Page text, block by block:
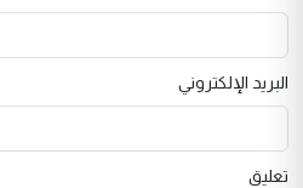
البريد الإلكتروني
تعليق